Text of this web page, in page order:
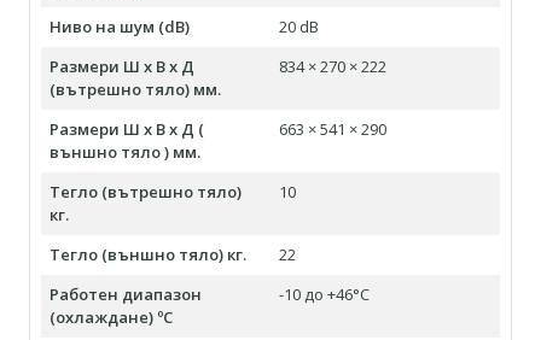
Ниво на шум (dB)
20 dB
Размери Ш х В х Д
(вътрешно тяло) мм.
834 × 270 × 222
Размери Ш х В х Д (
външно тяло ) мм.
663 × 541 × 290
Тегло (вътрешно тяло)
кг.
10
Тегло (външно тяло) кг.
22
Работен диапазон
(охлаждане) ºC
-10 до +46°С